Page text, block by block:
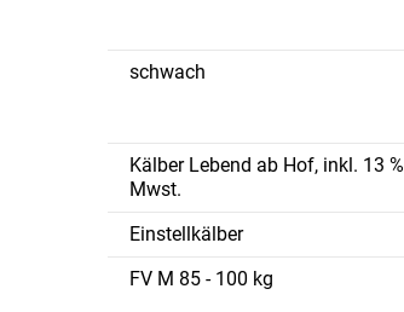
schwach
Kälber Lebend ab Hof, inkl. 13 %
Mwst.
Einstellkälber
FV M 85 - 100 kg